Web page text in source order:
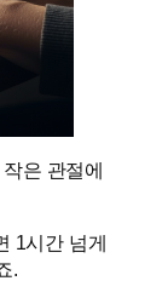
은 관절에
1시간 넘게
.